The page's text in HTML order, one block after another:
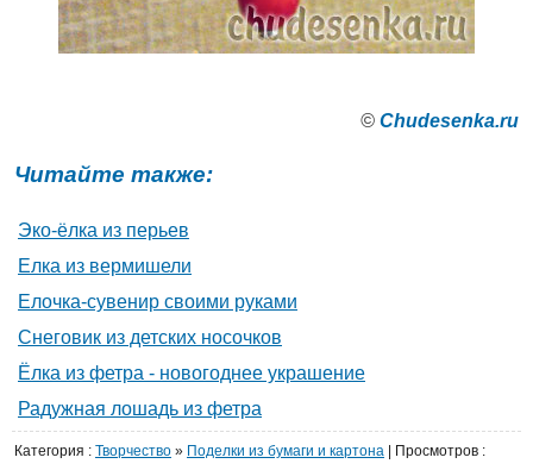
© Сhudesenka.ru
Читайте также:
Эко-ёлка из перьев
Елка из вермишели
Елочка-сувенир своими руками
Снеговик из детских носочков
Ёлка из фетра - новогоднее украшение
Радужная лошадь из фетра
Категория : Творчество » Поделки из бумаги и картона Просмотров :